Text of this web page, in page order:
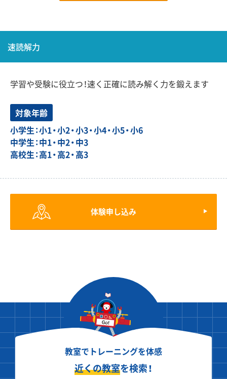
速読解力
学習や受験に役立つ！速く正確に読み解く力を鍛えます
対象年齢
小学生：小1・小2・小3・小4・小5・小6
中学生：中1・中2・中3
高校生：高1・高2・高3
体験申し込み
教室でトレーニングを体感
近くの教室を検索！